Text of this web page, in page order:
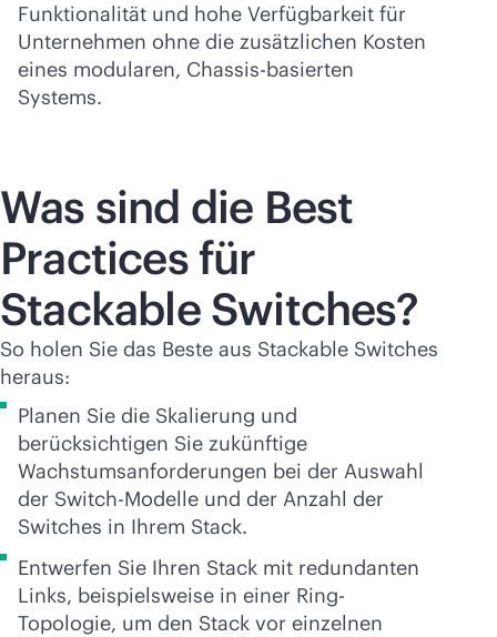
Funktionalität und hohe Verfügbarkeit für
Unternehmen ohne die zusätzlichen Kosten
eines modularen, Chassis-basierten
Systems.
Was sind die Best
Practices für
Stackable Switches?
So holen Sie das Beste aus Stackable Switches
heraus:
Planen Sie die Skalierung und
berücksichtigen Sie zukünftige
Wachstumsanforderungen bei der Auswahl
der Switch-Modelle und der Anzahl der
Switches in Ihrem Stack.
Entwerfen Sie Ihren Stack mit redundanten
Links, beispielsweise in einer Ring-
Topologie, um den Stack vor einzelnen